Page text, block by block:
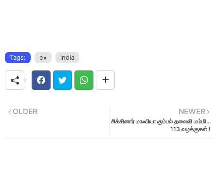
Tags: ex india
NEWER
சிக்கினார் மாஃபியா கும்பல் தலைவி மம்மி...
113 வழக்குகள் !
OLDER